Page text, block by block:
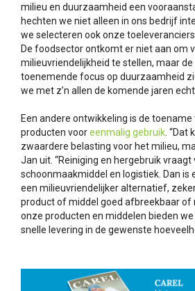
milieu en duurzaamheid een
hechten we niet alleen in ons bedrijf
we selecteren ook onze toeleveranciers
De foodsector ontkomt er niet aan om
milieuvriendelijkheid te stellen, maar
toenemende focus op duurzaamheid
we met z’n allen de komende jaren
Een andere ontwikkeling is de toename
producten vooreenmalig gebruik . “Dat
zwaardere belasting voor het milieu,
Jan uit. “Reiniging en hergebruik vraagt
schoonmaakmiddel en logistiek. Dan is
een milieuvriendelijker alternatief,
product of middel goed afbreekbaar of
onze producten en middelen bieden
snelle levering in de gewenste